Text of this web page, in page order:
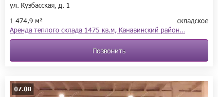
ул. Кузбасская, д. 1
1 474,9 м²
складское
Аренда теплого склада 1475 кв.м, Канавинский район…
Позвонить
07.08